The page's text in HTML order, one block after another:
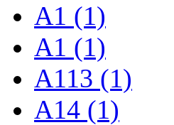
A1 (1)
A1 (1)
A113 (1)
A14 (1)